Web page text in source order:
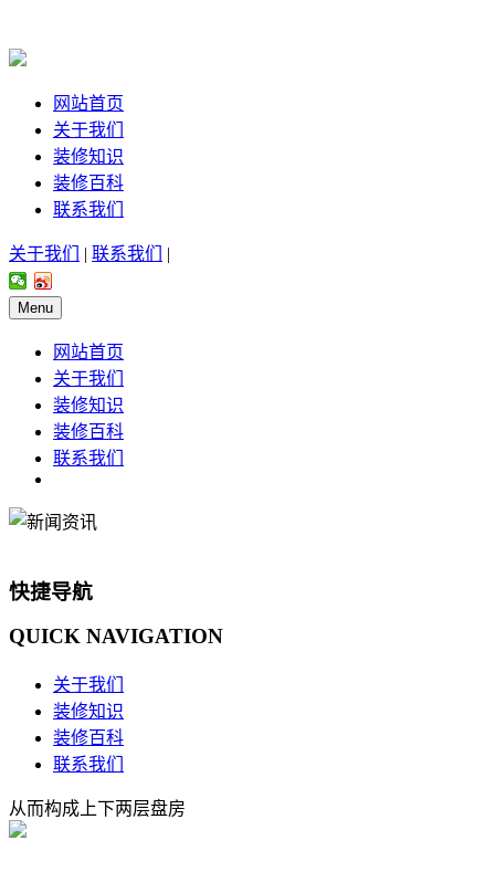
网站首页
关于我们
装修知识
装修百科
联系我们
关于我们 | 联系我们 |
Menu
网站首页
关于我们
装修知识
装修百科
联系我们
快捷导航
QUICK NAVIGATION
关于我们
装修知识
装修百科
联系我们
从而构成上下两层盘房